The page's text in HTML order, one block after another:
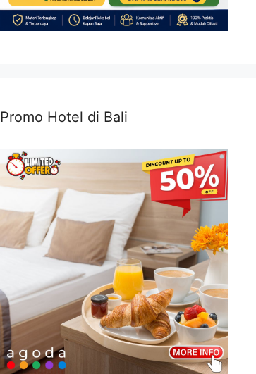
Promo Hotel di Bali